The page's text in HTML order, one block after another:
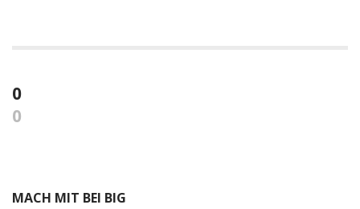
0
0
MACH MIT BEI BIG